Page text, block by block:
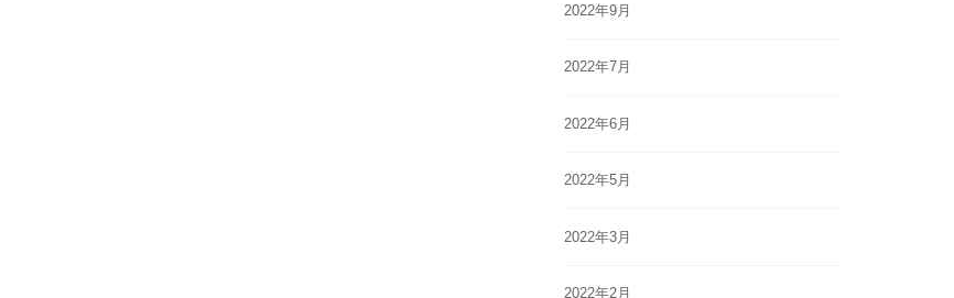
2022年9月
2022年7月
2022年6月
2022年5月
2022年3月
2022年2月